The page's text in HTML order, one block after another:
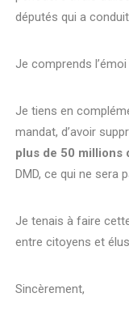
députés qui a
Je comprends
Je tiens en
mandat, d’avoir
plus de 50 millions
DMD, ce qui ne sera
Je tenais à faire
entre citoyens et
Sincèrement,